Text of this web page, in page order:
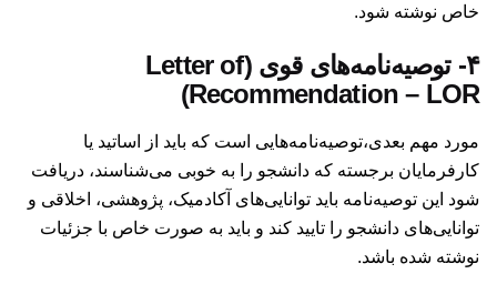
خاص نوشته شود.
۴- توصیه‌نامه‌های قوی (Letter of
Recommendation – LOR)
مورد مهم بعدی،‌توصیه‌نامه‌هایی است که باید از اساتید یا
کارفرمایان برجسته که دانشجو را به خوبی می‌شناسند، دریافت
شود این توصیه‌نامه باید توانایی‌های آکادمیک، پژوهشی، اخلاقی و
توانایی‌های دانشجو را تایید کند و باید به صورت خاص با جزئیات
نوشته شده باشد.